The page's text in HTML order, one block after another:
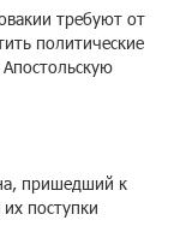
требуют от
политические
пришедший к
их поступки